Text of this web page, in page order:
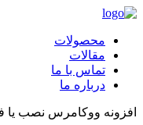
محصولات
مقالات
تماس با ما
درباره ما
افزونه ووکامرس نصب یا